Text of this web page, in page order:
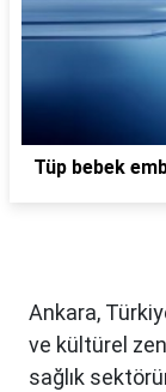
Tüp bebek
Ankara,
ve kültürel
sağlık